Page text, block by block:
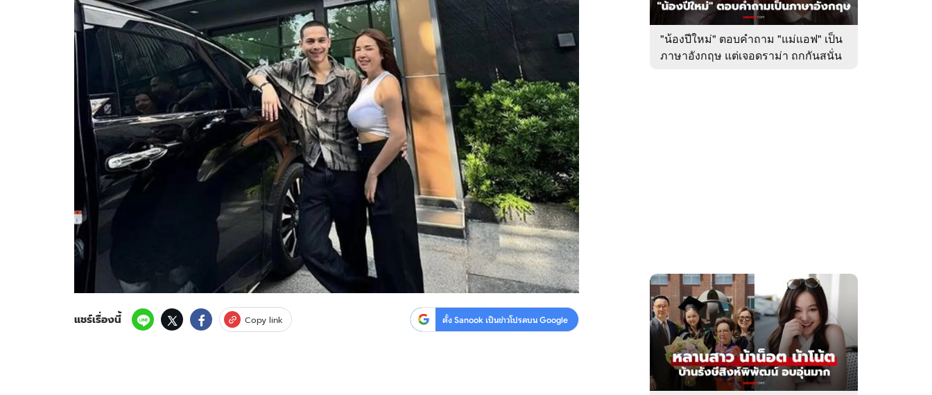
Sanook Choice
ดาวน์โหลดสนุกแอปฟรี ติดตามสนุกโซเชียลได้ที่
สงวนลิขสิทธิ์ ©2569บริษัท อิมเมจ ฟิวเจอร์ (ประเทศไทย) จำกัด
แชร์เรื่องนี้ Copy link ตั้ง Sanook เป็นข่าวโปรดบน Google
"น้องปีใหม่" ตอบคำถาม "แม่แอฟ" เป็น
ภาษาอังกฤษ แต่เจอดราม่า ถกกันสนั่น